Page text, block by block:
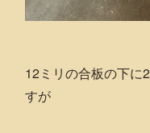
12ミリの合板の下に
すが